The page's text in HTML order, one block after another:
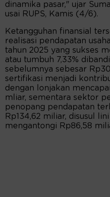
dinamika pasar," ujar
usai RUPS, Kamis (4/6).
Ketangguhan finansial
realisasi pendapatan
tahun 2025 yang sukses
atau tumbuh 7,33%
sebelumnya sebesar
sertifikasi menjadi
dengan lonjakan mencapai
mliar, sementara sektor
penopang pendapatan
Rp134,62 miliar, disusul
mengantongi Rp86,58